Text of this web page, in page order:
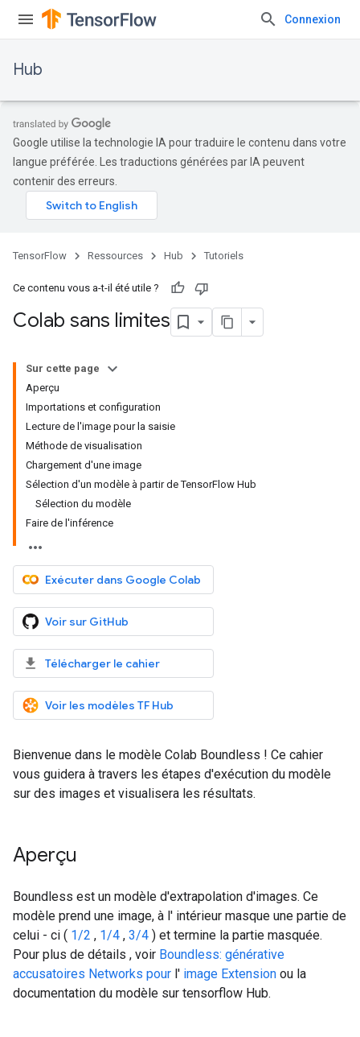
Connexion
Hub
Google utilise la technologie IA pour traduire le contenu dans votre
langue préférée. Les traductions générées par IA peuvent
contenir des erreurs.
TensorFlow Ressources Hub Tutoriels
Ce contenu vous a-t-il été utile ?
Colab sans limites
Sur cette page
Aperçu
Importations et configuration
Lecture de l'image pour la saisie
Méthode de visualisation
Chargement d'une image
Sélection d'un modèle à partir de TensorFlow Hub
Sélection du modèle
Faire de l'inférence
Exécuter dans Google Colab
Voir sur GitHub
Télécharger le cahier
Voir les modèles TF Hub
Bienvenue dans le modèle Colab Boundless ! Ce cahier
vous guidera à travers les étapes d'exécution du modèle
sur des images et visualisera les résultats.
Aperçu
Boundless est un modèle d'extrapolation d'images. Ce
modèle prend une image, à l' intérieur masque une partie de
celui - ci ( 1/2 , 1/4 , 3/4 ) et termine la partie masquée.
Pour plus de détails , voir Boundless: générative
accusatoires Networks pour l' image Extension ou la
documentation du modèle sur tensorflow Hub.